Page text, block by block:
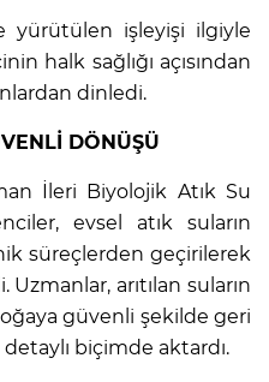
yürütülen işleyişi ilgiyle
halk sağlığı açısından
dinledi.
DÖNÜŞÜ
İleri Biyolojik Atık Su
evsel atık suların
süreçlerden geçirilerek
Uzmanlar, arıtılan suların
güvenli şekilde geri
biçimde aktardı.